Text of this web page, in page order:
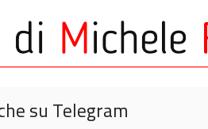
su Telegram